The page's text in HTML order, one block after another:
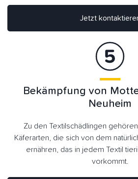
Jetzt
Bekämpfung von
Neuheim
Zu den Textilschädlingen
Käferarten, die sich von dem
ernähren, das in jedem Textil
vorkommt.